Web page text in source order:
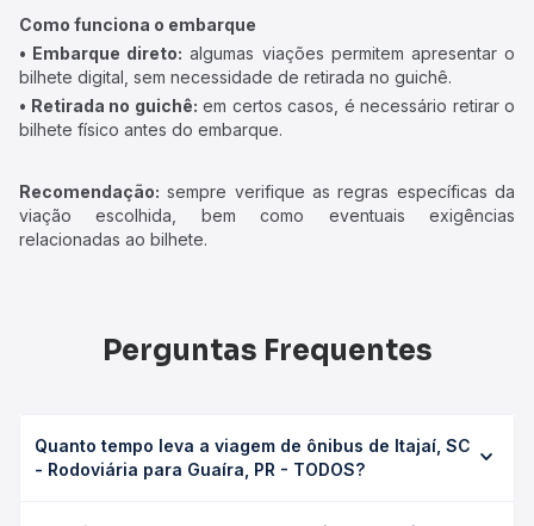
Como funciona o embarque
• Embarque direto: algumas viações permitem apresentar o
bilhete digital, sem necessidade de retirada no guichê.
• Retirada no guichê: em certos casos, é necessário retirar o
bilhete físico antes do embarque.
Recomendação: sempre verifique as regras específicas da
viação escolhida, bem como eventuais exigências
relacionadas ao bilhete.
Perguntas Frequentes
Quanto tempo leva a viagem de ônibus de Itajaí, SC
- Rodoviária para Guaíra, PR - TODOS?